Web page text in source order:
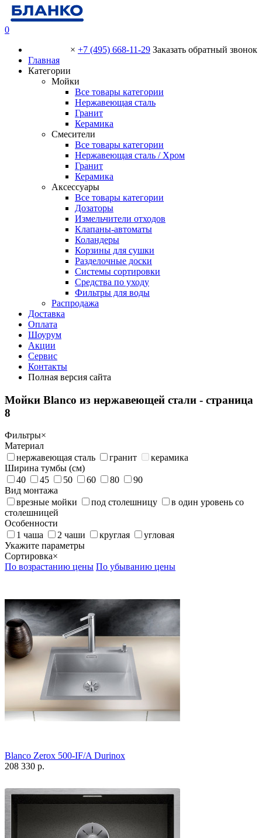
0
× +7 (495) 668-11-29 Заказать обратный звонок
Главная
Категории
Мойки
Все товары категории
Нержавеющая сталь
Гранит
Керамика
Смесители
Все товары категории
Нержавеющая сталь / Хром
Гранит
Керамика
Аксессуары
Все товары категории
Дозаторы
Измельчители отходов
Клапаны-автоматы
Коландеры
Корзины для сушки
Разделочные доски
Системы сортировки
Средства по уходу
Фильтры для воды
Распродажа
Доставка
Оплата
Шоурум
Акции
Сервис
Контакты
Полная версия сайта
Мойки Blanco из нержавеющей стали - страница
8
Фильтры×
Материал
нержавеющая сталь
гранит
керамика
Ширина тумбы (см)
40
45 50 60 80
90
Вид монтажа
врезные мойки
под столешницу
в один уровень со
столешницей
Особенности
1 чаша
2 чаши круглая
угловая
Укажите параметры
Сортировка×
По возрастанию цены По убыванию цены
Blanco Zerox 500-IF/A Durinox
208 330 р.